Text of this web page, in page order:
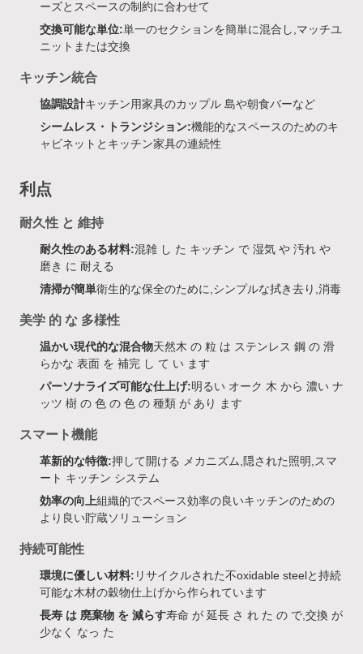
ーズとスペースの制約に合わせて
交換可能な単位:単一のセクションを簡単に混合し,マッチユ
ニットまたは交換
キッチン統合
協調設計キッチン用家具のカップル 島や朝食バーなど
シームレス・トランジション:機能的なスペースのためのキ
ャビネットとキッチン家具の連続性
利点
耐久性 と 維持
耐久性のある材料:混雑 し た キッチン で 湿気 や 汚れ や
磨き に 耐える
清掃が簡単衛生的な保全のために,シンプルな拭き去り,消毒
美学 的 な 多様性
温かい現代的な混合物天然木 の 粒 は ステンレス 鋼 の 滑
らかな 表面 を 補完 し て い ます
パーソナライズ可能な仕上げ:明るい オーク 木 から 濃い ナ
ッツ 樹 の 色 の 色 の 種類 が あり ます
スマート機能
革新的な特徴:押して開ける メカニズム,隠された照明,スマ
ート キッチン システム
効率の向上組織的でスペース効率の良いキッチンのための
より良い貯蔵ソリューション
持続可能性
環境に優しい材料: リサイクルされた不oxidable steelと持続
可能な木材の穀物仕上げから作られています
長寿 は 廃棄物 を 減らす寿命 が 延長 さ れ た の で,交換 が
少なく なっ た